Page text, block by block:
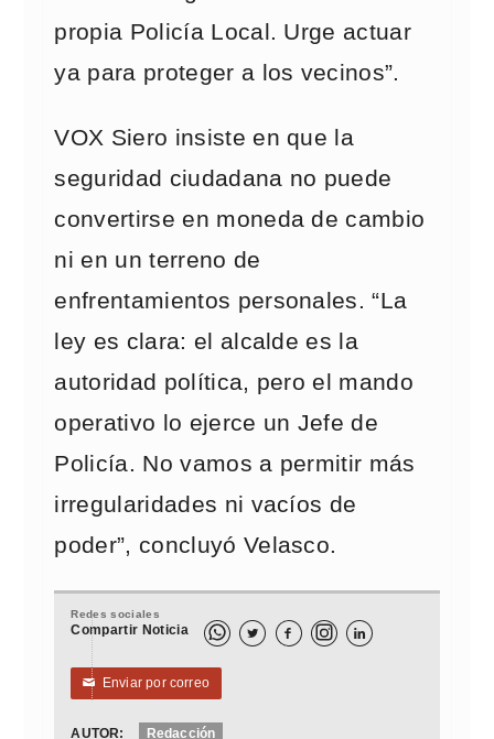
propia Policía Local. Urge actuar
ya para proteger a los vecinos”.
VOX Siero insiste en que la
seguridad ciudadana no puede
convertirse en moneda de cambio
ni en un terreno de
enfrentamientos personales. “La
ley es clara: el alcalde es la
autoridad política, pero el mando
operativo lo ejerce un Jefe de
Policía. No vamos a permitir más
irregularidades ni vacíos de
poder”, concluyó Velasco.
Redes sociales
Compartir Noticia   
✉ Enviar por correo
AUTOR: Redacción